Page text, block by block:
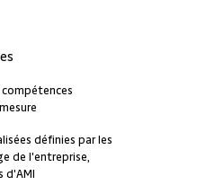
définies par les
de l'entreprise,
d'AMI